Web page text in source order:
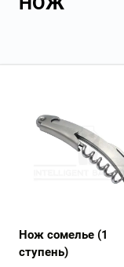
Нож сомелье (1
ступень)